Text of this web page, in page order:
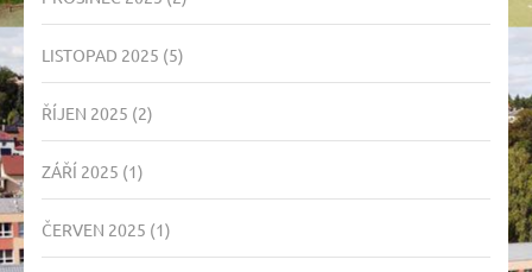
LISTOPAD 2025 (5)
ŘÍJEN 2025 (2)
ZÁŘÍ 2025 (1)
ČERVEN 2025 (1)